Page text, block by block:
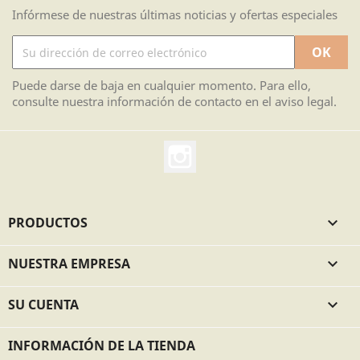
Infórmese de nuestras últimas noticias y ofertas especiales
Puede darse de baja en cualquier momento. Para ello,
consulte nuestra información de contacto en el aviso legal.
PRODUCTOS 
NUESTRA EMPRESA 
SU CUENTA 
INFORMACIÓN DE LA TIENDA